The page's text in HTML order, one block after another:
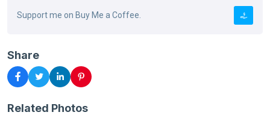
Support me on Buy Me a Coffee.
Share
Related Photos